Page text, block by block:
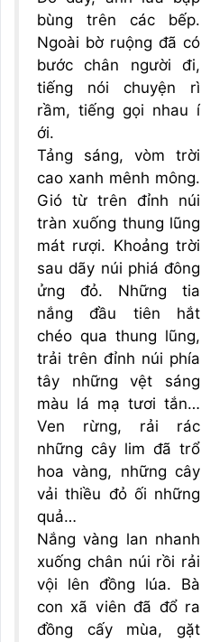
bùng trên các bếp.
Ngoài bờ ruộng đã có
bước chân người đi,
tiếng nói chuyện rì
rầm, tiếng gọi nhau í
ới.
Tảng sáng, vòm trời
cao xanh mênh mông.
Gió từ trên đỉnh núi
tràn xuống thung lũng
mát rượi. Khoảng trời
sau dãy núi phiá đông
ửng đỏ. Những tia
nắng đầu tiên hắt
chéo qua thung lũng,
trải trên đỉnh núi phía
tây những vệt sáng
màu lá mạ tươi tắn…
Ven rừng, rải rác
những cây lim đã trổ
hoa vàng, những cây
vải thiều đỏ ối những
quả…
Nắng vàng lan nhanh
xuống chân núi rồi rải
vội lên đồng lúa. Bà
con xã viên đã đổ ra
đồng cấy mùa, gặt